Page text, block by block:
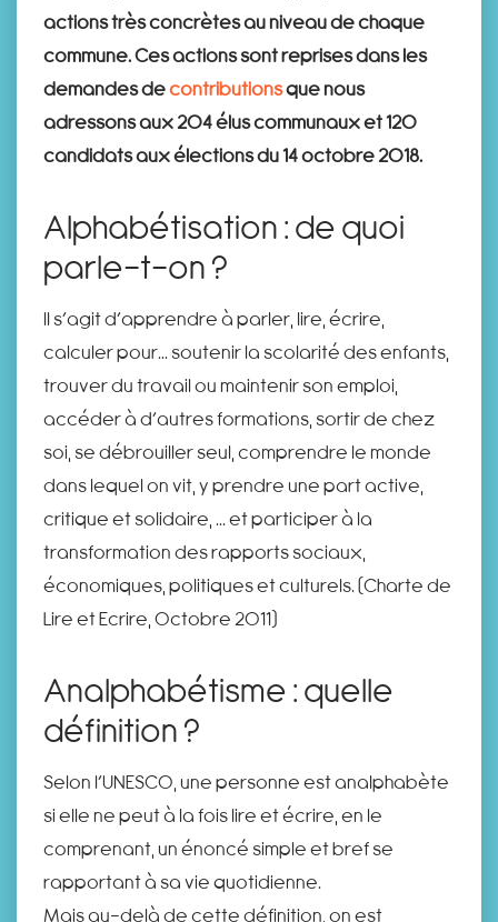
actions très concrètes au niveau de chaque
commune. Ces actions sont reprises dans les
demandes decontributionsque nous
adressons aux 204 élus communaux et 120
candidats aux élections du 14 octobre 2018.
Alphabétisation : de quoi
parle-t-on ?
Il s’agit d’apprendre à parler, lire, écrire,
calculer pour... soutenir la scolarité des enfants,
trouver du travail ou maintenir son emploi,
accéder à d’autres formations, sortir de chez
soi, se débrouiller seul, comprendre le monde
dans lequel on vit, y prendre une part active,
critique et solidaire, ... et participer à la
transformation des rapports sociaux,
économiques, politiques et culturels. (Charte de
Lire et Ecrire, Octobre 2011)
Analphabétisme : quelle
définition ?
Selon l’UNESCO, une personne est analphabète
si elle ne peut à la fois lire et écrire, en le
comprenant, un énoncé simple et bref se
rapportant à sa vie quotidienne.
Mais au-delà de cette définition, on est